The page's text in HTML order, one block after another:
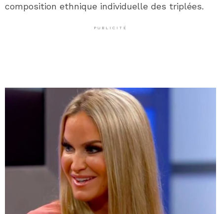
composition ethnique individuelle des triplées.
PUBLICITÉ